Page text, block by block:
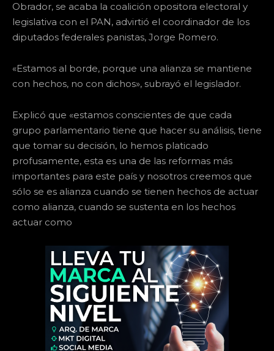
Obrador, se acaba la coalición opositora electoral y
legislativa con el PAN, advirtió el coordinador de los
diputados federales panistas, Jorge Romero.
«Estamos al borde, porque una alianza se mantiene
con hechos, no con dichos», subrayó el legislador.
Explicó que «estamos conscientes de que cada
grupo parlamentario tiene que hacer su análisis, tiene
que tomar su decisión, lo hemos platicado
profusamente, esta es una de las reformas más
importantes para este país y nosotros creemos que
sólo se es alianza cuando se tienen hechos de actuar
como alianza, cuando se sustenta en los hechos
actuar como